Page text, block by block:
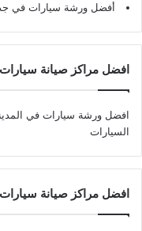
أفضل ورشة سيارات في
افضل مراكز صيانة سيارات
افضل ورشة سيارات في
السيارات
افضل مراكز صيانة